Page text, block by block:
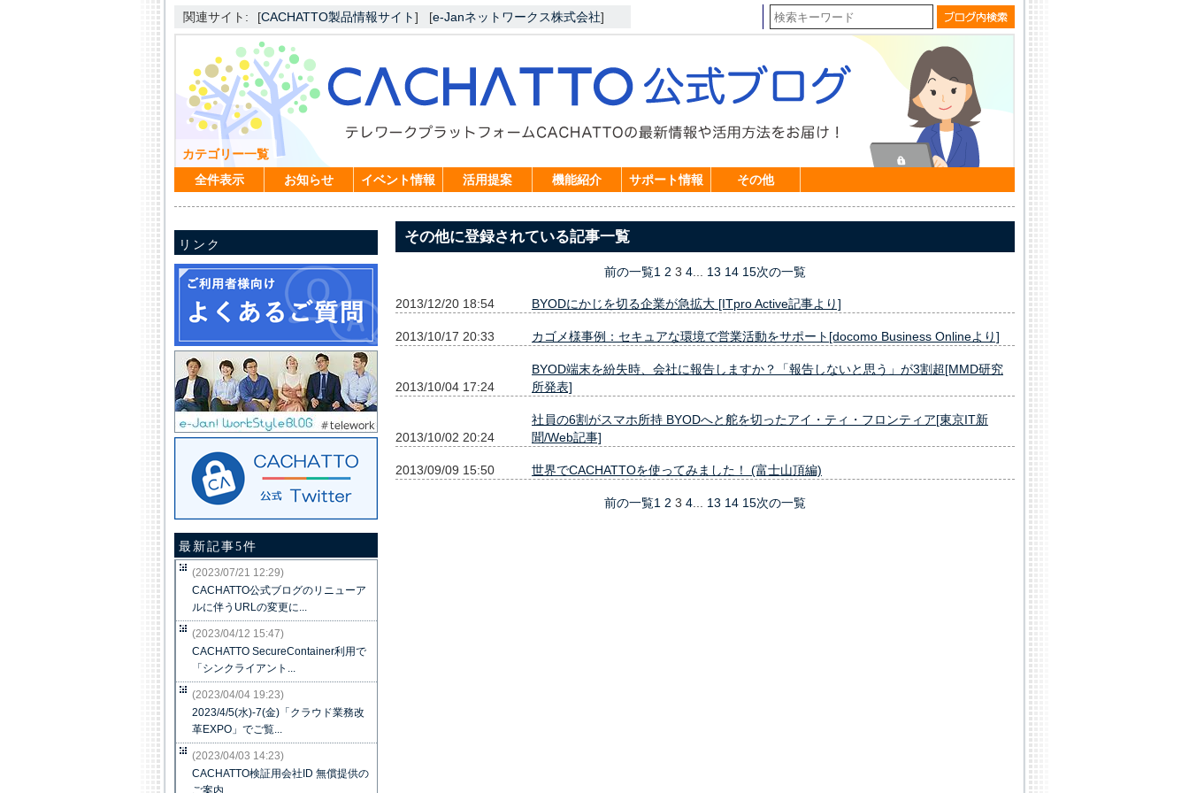
関連サイト: [CACHATTO製品情報サイト] [e-Janネットワークス株式会社]
カテゴリー一覧
全件表示
お知らせ イベント情報 活用提案 機能紹介 サポート情報 その他
その他に登録されている記事一覧
前の一覧1 2 3 4 13 14 15次の一覧
2013/12/20 18:54 BYODにかじを切る企業が急拡大 [ITpro Active記事より]
2013/10/17 20:33 カゴメ様事例：セキュアな環境で営業活動をサポート[docomo Business Onlineより]
2013/10/04 17:24
BYOD端末を紛失時、会社に報告しますか？「報告しないと思う」が3割超[MMD研究
所発表]
2013/10/02 20:24
社員の6割がスマホ所持 BYODへと舵を切ったアイ・ティ・フロンティア[東京IT新
聞/Web記事]
2013/09/09 15:50 世界でCACHATTOを使ってみました！ (富士山頂編)
前の一覧1 2 3 4 13 14 15次の一覧
リンク
最新記事5件
(2023/07/21 12:29)
CACHATTO公式ブログのリニューア
ルに伴うURLの変更に...
(2023/04/12 15:47)
CACHATTO SecureContainer利用で
「シンクライアント...
(2023/04/04 19:23)
2023/4/5(水)-7(金)「クラウド業務改
革EXPO」でご覧...
(2023/04/03 14:23)
CACHATTO検証用会社ID 無償提供の
ご案内